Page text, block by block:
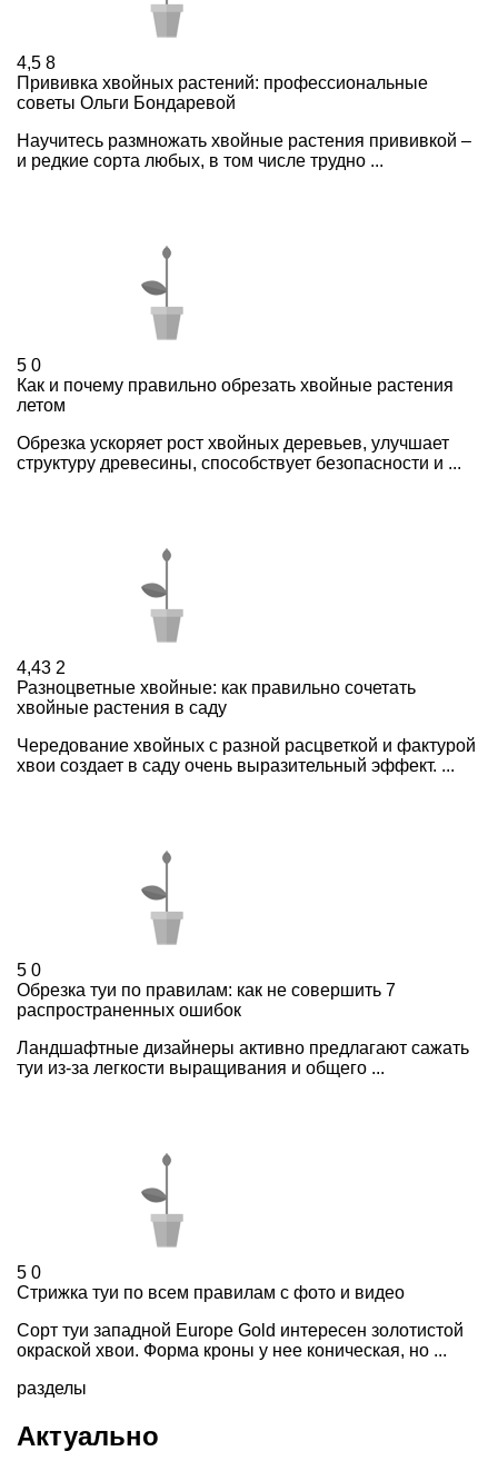
4,5 8
Прививка хвойных растений: профессиональные
советы Ольги Бондаревой
Научитесь размножать хвойные растения прививкой –
и редкие сорта любых, в том числе трудно ...
5 0
Как и почему правильно обрезать хвойные растения
летом
Обрезка ускоряет рост хвойных деревьев, улучшает
структуру древесины, способствует безопасности и ...
4,43 2
Разноцветные хвойные: как правильно сочетать
хвойные растения в саду
Чередование хвойных с разной расцветкой и фактурой
хвои создает в саду очень выразительный эффект. ...
5 0
Обрезка туи по правилам: как не совершить 7
распространенных ошибок
Ландшафтные дизайнеры активно предлагают сажать
туи из-за легкости выращивания и общего ...
5 0
Стрижка туи по всем правилам с фото и видео
Сорт туи западной Europe Gold интересен золотистой
окраской хвои. Форма кроны у нее коническая, но ...
разделы
Актуально